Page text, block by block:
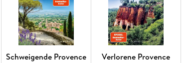
Schweigende Provence
Verlorene Provence